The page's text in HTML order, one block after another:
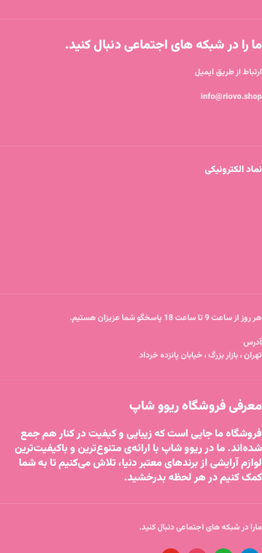
ما را در شبکه های اجتماعی دنبال کنید.
ارتباط از طریق ایمیل
info@riovo.shop
نماد الکترونیکی
هر روز از ساعت 9 تا ساعت 18 پاسخگو شما عزیزان هستیم.
آدرس
تهران ، بازار بزرگ ، خیابان پانزده خرداد
معرفی فروشگاه ریوو شاپ
فروشگاه ما جایی است که زیبایی و کیفیت در کنار هم جمع
شده‌اند. ما در ریوو شاپ با ارائه‌ی متنوع‌ترین و باکیفیت‌ترین
لوازم آرایشی از برندهای معتبر دنیا، تلاش می‌کنیم تا به شما
کمک کنیم در هر لحظه بدرخشید.
مارا در شبکه های اجتماعی دنبال کنید.